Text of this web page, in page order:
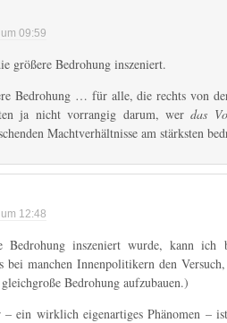
09:59
größere Bedrohung inszeniert.
Bedrohung … für alle, die rechts von
ja nicht vorrangig darum, werdas
Machtverhältnisse am stärksten
12:48
Bedrohung inszeniert wurde, kann ich
bei manchen Innenpolitikern den
Bedrohung aufzubauen.)
– ein wirklich eigenartiges Phänomen –